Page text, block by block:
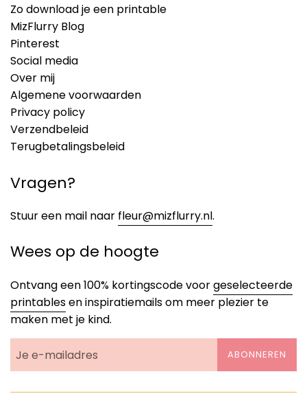
Zo download je een printable
MizFlurry Blog
Pinterest
Social media
Over mij
Algemene voorwaarden
Privacy policy
Verzendbeleid
Terugbetalingsbeleid
Vragen?
Stuur een mail naar fleur@mizflurry.nl.
Wees op de hoogte
Ontvang een 100% kortingscode voorgeselecteerde
printablesen inspiratiemails om meer plezier te
maken met je kind.
ABONNEREN